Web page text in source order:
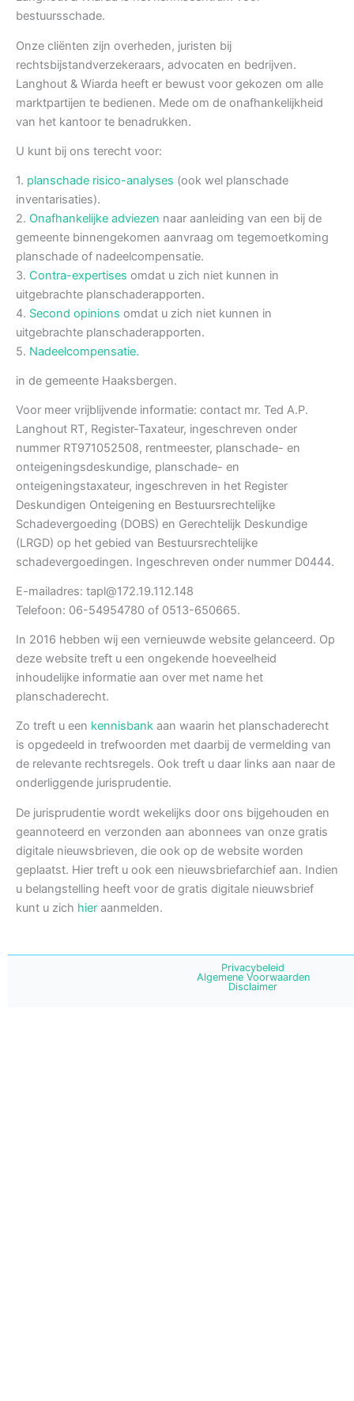
bestuursschade.
Onze cliënten zijn overheden, juristen bij
rechtsbijstandverzekeraars, advocaten en bedrijven.
Langhout & Wiarda heeft er bewust voor gekozen om alle
marktpartijen te bedienen. Mede om de onafhankelijkheid
van het kantoor te benadrukken.
U kunt bij ons terecht voor:
1. planschade risico-analyses (ook wel planschade
inventarisaties).
2. Onafhankelijke adviezen naar aanleiding van een bij de
gemeente binnengekomen aanvraag om tegemoetkoming
planschade of nadeelcompensatie.
3. Contra-expertises omdat u zich niet kunnen in
uitgebrachte planschaderapporten.
4. Second opinions omdat u zich niet kunnen in
uitgebrachte planschaderapporten.
5. Nadeelcompensatie.
in de gemeente Haaksbergen.
Voor meer vrijblijvende informatie: contact mr. Ted A.P.
Langhout RT, Register-Taxateur, ingeschreven onder
nummer RT971052508, rentmeester, planschade- en
onteigeningsdeskundige, planschade- en
onteigeningstaxateur, ingeschreven in het Register
Deskundigen Onteigening en Bestuursrechtelijke
Schadevergoeding (DOBS) en Gerechtelijk Deskundige
(LRGD) op het gebied van Bestuursrechtelijke
schadevergoedingen. Ingeschreven onder nummer D0444.
E-mailadres: tapl@172.19.112.148
Telefoon: 06-54954780 of 0513-650665.
In 2016 hebben wij een vernieuwde website gelanceerd. Op
deze website treft u een ongekende hoeveelheid
inhoudelijke informatie aan over met name het
planschaderecht.
Zo treft u een kennisbank aan waarin het planschaderecht
is opgedeeld in trefwoorden met daarbij de vermelding van
de relevante rechtsregels. Ook treft u daar links aan naar de
onderliggende jurisprudentie.
De jurisprudentie wordt wekelijks door ons bijgehouden en
geannoteerd en verzonden aan abonnees van onze gratis
digitale nieuwsbrieven, die ook op de website worden
geplaatst. Hier treft u ook een nieuwsbriefarchief aan. Indien
u belangstelling heeft voor de gratis digitale nieuwsbrief
kunt u zich hier aanmelden.
Privacybeleid
Algemene Voorwaarden
Disclaimer